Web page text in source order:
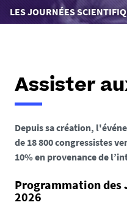
Vous
êtes
LES JOURNÉES
Assister
Depuis sa création,
de 18 800 congressistes
10% en provenance de
Programmation des
2026